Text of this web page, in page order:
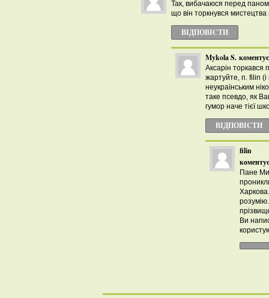
Так, вибачаюся перед
що він торкнувся
ВІДПОВІCТИ
Mykola S.
Аксарін торкався
жартуйте, п. filin
неукраїнським
таке псевдо, як
гумор наче тієї
ВІДПОВІCТИ
filin
Пане
Ви